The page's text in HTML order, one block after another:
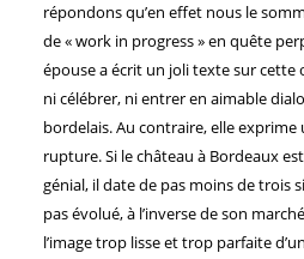
répondons qu’en effet nous le
de « work in progress » en quête
épouse a écrit un joli texte sur cette
ni célébrer, ni entrer en aimable
bordelais. Au contraire, elle
rupture. Si le château à Bordeaux
génial, il date de pas moins de trois
pas évolué, à l’inverse de son
l’image trop lisse et trop parfaite